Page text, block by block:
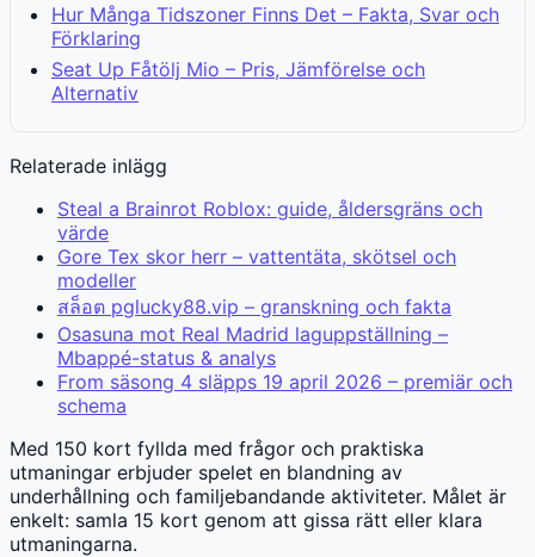
Hur Många Tidszoner Finns Det – Fakta, Svar och
Förklaring
Seat Up Fåtölj Mio – Pris, Jämförelse och
Alternativ
Relaterade inlägg
Steal a Brainrot Roblox: guide, åldersgräns och
värde
Gore Tex skor herr – vattentäta, skötsel och
modeller
สล็อต pglucky88.vip – granskning och fakta
Osasuna mot Real Madrid laguppställning –
Mbappé-status & analys
From säsong 4 släpps 19 april 2026 – premiär och
schema
Med 150 kort fyllda med frågor och praktiska
utmaningar erbjuder spelet en blandning av
underhållning och familjebandande aktiviteter. Målet är
enkelt: samla 15 kort genom att gissa rätt eller klara
utmaningarna.